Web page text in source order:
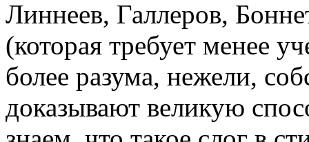
Линнеев, Галлеров,
(которая требует менее
более разума, нежели,
доказывают великую